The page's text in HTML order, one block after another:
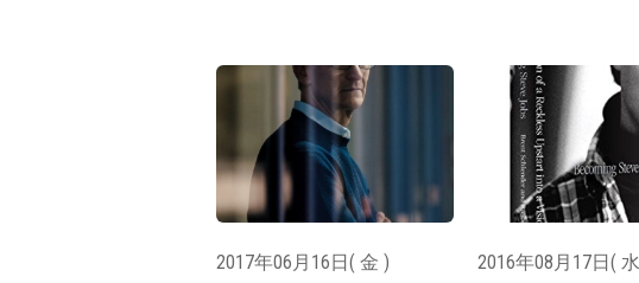
2017年06月16日( 金 ) 2016年08月17日(